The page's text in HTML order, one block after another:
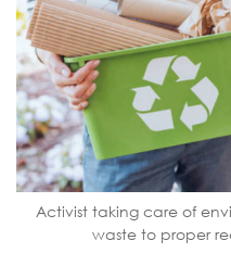
Activist taking care of
waste to proper